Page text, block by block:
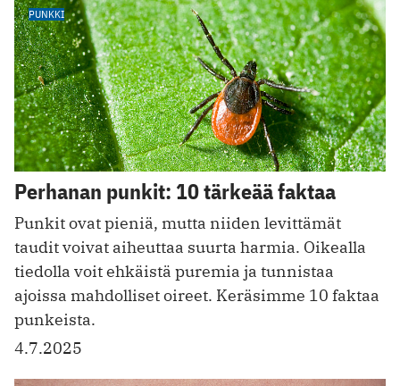
PUNKKI
Perhanan punkit: 10 tärkeää faktaa
Punkit ovat pieniä, mutta niiden levittämät
taudit voivat aiheuttaa suurta harmia. Oikealla
tiedolla voit ehkäistä puremia ja tunnistaa
ajoissa mahdolliset oireet. Keräsimme 10 faktaa
punkeista.
4.7.2025